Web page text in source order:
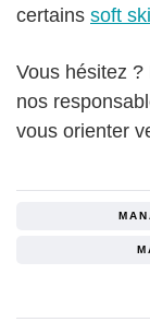
certains soft
Vous hésitez
nos
vous orienter